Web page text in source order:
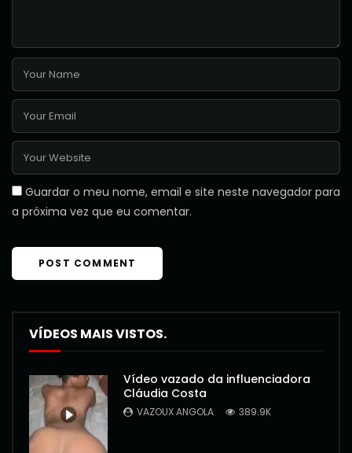
Guardar o meu nome, email e site neste navegador para
a próxima vez que eu comentar.
VÍDEOS MAIS VISTOS.
Vídeo vazado da influenciadora
Cláudia Costa
VAZOUX ANGOLA 389.9K